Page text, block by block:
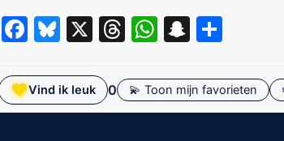
Facebook
Bluesky
X Threads
WhatsApp
Vind ik leuk 0 💫 Toon mijn favorieten